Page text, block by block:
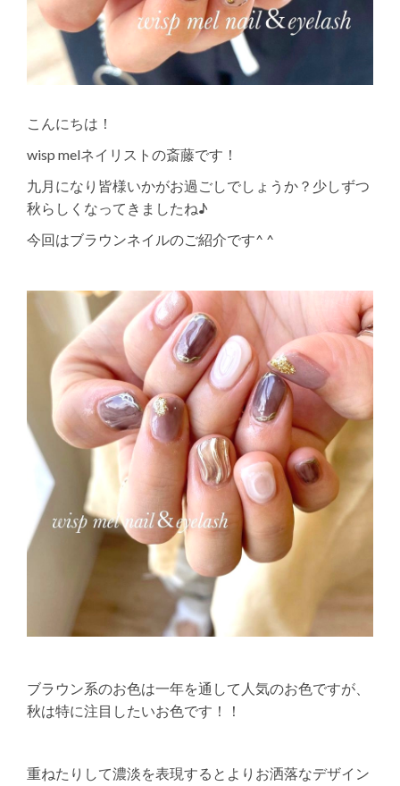
こんにちは！
wisp melネイリストの斎藤です！
九月になり皆様いかがお過ごしでしょうか？少しずつ
秋らしくなってきましたね♪
今回はブラウンネイルのご紹介です^ ^
ブラウン系のお色は一年を通して人気のお色ですが、
秋は特に注目したいお色です！！
重ねたりして濃淡を表現するとよりお洒落なデザイン